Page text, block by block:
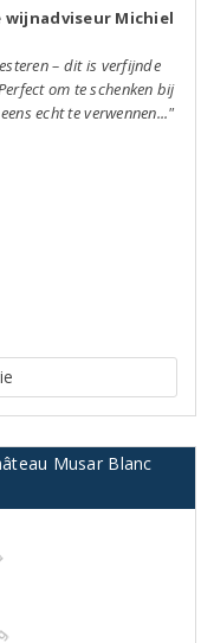
wijnadviseur Michiel
– dit is verfijnde
om te schenken bij
echt te verwennen..."
Musar Blanc